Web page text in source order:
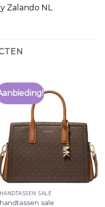
Zalando NL
HANDTASSEN SALE
handtassen sale